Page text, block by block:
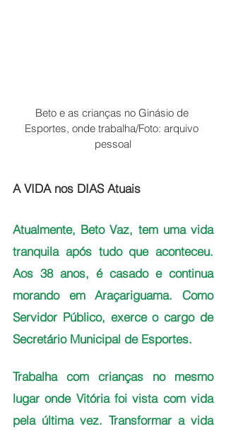
Beto e as crianças no Ginásio de
Esportes, onde trabalha/Foto: arquivo
pessoal
A VIDA nos DIAS Atuais
Atualmente, Beto Vaz, tem uma vida
tranquila após tudo que aconteceu.
Aos 38 anos, é casado e continua
morando em Araçariguama. Como
Servidor Público, exerce o cargo de
Secretário Municipal de Esportes.
Trabalha com crianças no mesmo
lugar onde Vitória foi vista com vida
pela última vez. Transformar a vida